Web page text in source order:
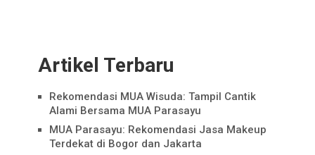
Artikel Terbaru
Rekomendasi MUA Wisuda: Tampil Cantik
Alami Bersama MUA Parasayu
MUA Parasayu: Rekomendasi Jasa Makeup
Terdekat di Bogor dan Jakarta